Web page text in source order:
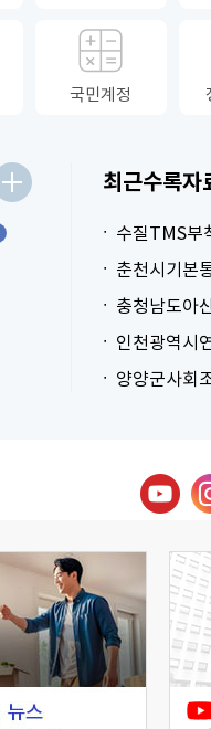
국민계정
최근수록자
수질TMS부
춘천시기본
충청남도아
인천광역시
양양군사회